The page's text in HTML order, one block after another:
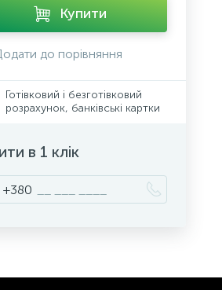
Купити
до порівняння
Готівковий і безготівковий
розрахунок, банківські картки
в 1 клік
+380